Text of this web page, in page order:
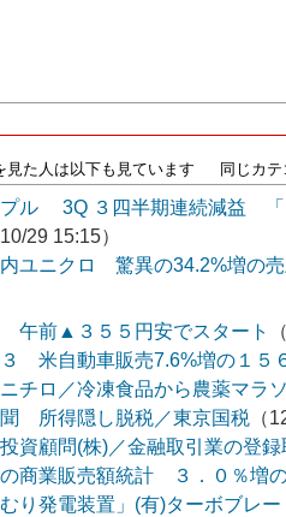
見た人は以下も見ています 同じカテ
ル 3Q ３四半期連続減益 「
10/29 15:15）
内ユニクロ 驚異の34.2%増の
午前▲３５５円安でスタート
３ 米自動車販売7.6%増の１５
チロ／冷凍食品から農薬マラ
所得隠し脱税／東京国税 （
資顧問(株)／金融取引業の登
の商業販売額統計 ３．０％増
むり発電装置」(有)ターボブレ